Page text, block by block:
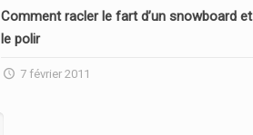
Comment racler le fart d’un snowboard et
le polir
7 février 2011